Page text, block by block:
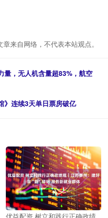
来自网络，不代表本站观点。
量，无人机含量超83%，航空
》连续3天单日票房破亿